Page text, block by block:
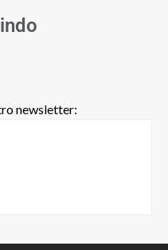
newsletter: